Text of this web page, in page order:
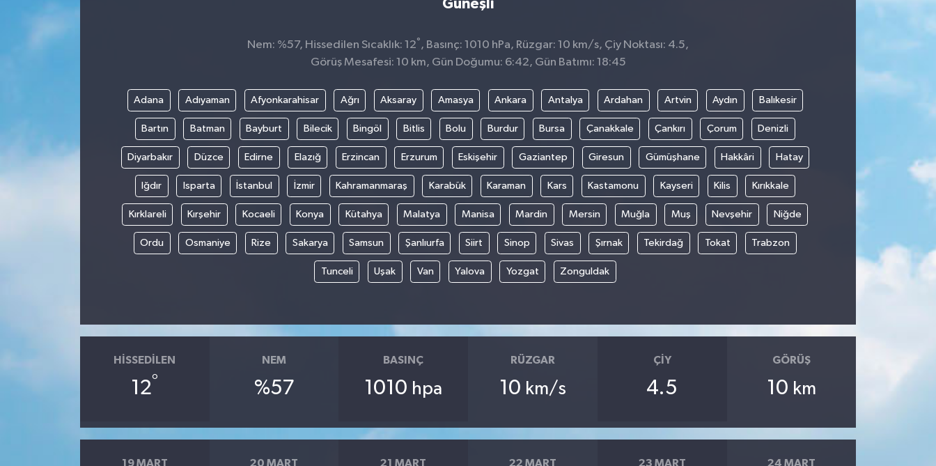
Güneşli
Nem: %57, Hissedilen Sıcaklık: 12° , Basınç: 1010 hPa, Rüzgar: 10 km/s, Çiy Noktası: 4.5,
Görüş Mesafesi: 10 km, Gün Doğumu: 6:42, Gün Batımı: 18:45
Adana Adıyaman Afyonkarahisar Ağrı Aksaray Amasya Ankara Antalya Ardahan Artvin Aydın Balıkesir
Bartın Batman Bayburt Bilecik Bingöl Bitlis Bolu Burdur Bursa Çanakkale Çankırı Çorum Denizli
Diyarbakır Düzce Edirne Elazığ Erzincan Erzurum Eskişehir Gaziantep Giresun Gümüşhane Hakkâri Hatay
Iğdır Isparta İstanbul İzmir Kahramanmaraş Karabük Karaman Kars Kastamonu Kayseri Kilis Kırıkkale
Kırklareli Kırşehir Kocaeli Konya Kütahya Malatya Manisa Mardin Mersin Muğla Muş Nevşehir Niğde
Ordu Osmaniye Rize Sakarya Samsun Şanlıurfa Siirt Sinop Sivas Şırnak Tekirdağ Tokat Trabzon
Tunceli Uşak Van Yalova Yozgat Zonguldak
HISSEDILEN
12°
NEM
%57
BASINÇ
1010 hpa
RÜZGAR
10 km/s
ÇIY
4.5
GÖRÜŞ
10 km
19 MART 20 MART 21 MART 22 MART 23 MART 24 MART